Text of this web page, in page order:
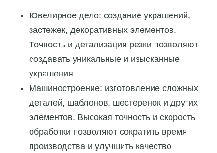
Ювелирное дело: создание украшений,
застежек, декоративных элементов.
Точность и детализация резки позволяют
создавать уникальные и изысканные
украшения.
Машиностроение: изготовление сложных
деталей, шаблонов, шестеренок и других
элементов. Высокая точность и скорость
обработки позволяют сократить время
производства и улучшить качество